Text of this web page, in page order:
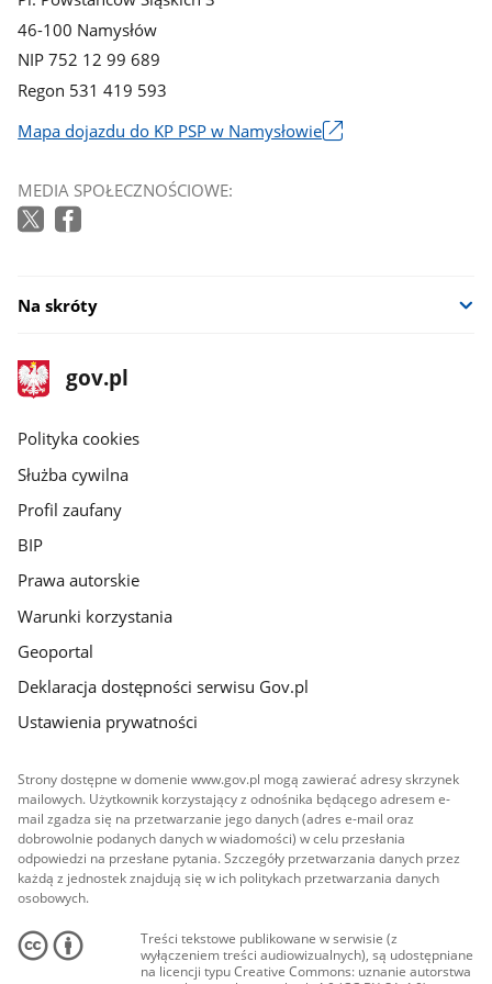
46-100 Namysłów
NIP 752 12 99 689
Regon 531 419 593
Mapa dojazdu do KP PSP w Namysłowie
się
w
MEDIA SPOŁECZNOŚCIOWE:
Na skróty
stopka
gov.pl
Strona
gov.pl
gov.pl
Polityka cookies
Służba cywilna
Profil zaufany
BIP
Prawa autorskie
Warunki korzystania
Geoportal
Deklaracja dostępności serwisu Gov.pl
Ustawienia prywatności
Strony dostępne w domenie www.gov.pl mogą zawierać adresy skrzynek
mailowych. Użytkownik korzystający z odnośnika będącego adresem e-
mail zgadza się na przetwarzanie jego danych (adres e-mail oraz
dobrowolnie podanych danych w wiadomości) w celu przesłania
odpowiedzi na przesłane pytania. Szczegóły przetwarzania danych przez
każdą z jednostek znajdują się w ich politykach przetwarzania danych
osobowych.
Treści tekstowe publikowane w serwisie (z
wyłączeniem treści audiowizualnych), są udostępniane
na licencji typu Creative Commons: uznanie autorstwa